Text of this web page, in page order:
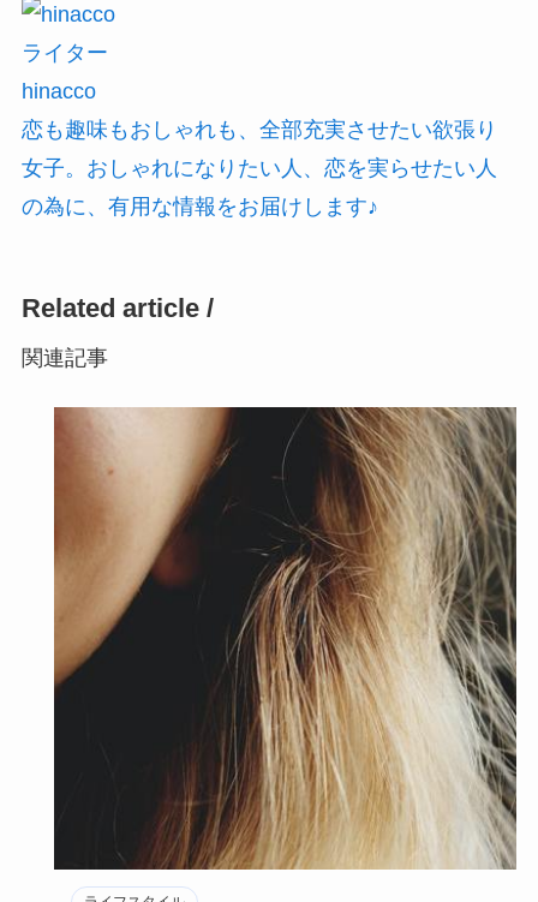
ライター
hinacco
恋も趣味もおしゃれも、全部充実させたい欲張り
女子。おしゃれになりたい人、恋を実らせたい人
の為に、有用な情報をお届けします♪
Related article /
関連記事